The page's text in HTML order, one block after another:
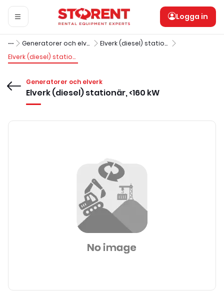
Logga in
Generatorer och elverk
Elverk (diesel) stationära
Elverk (diesel) stationär, <160 kW
Generatorer och elverk
Elverk (diesel) stationär, <160 kW